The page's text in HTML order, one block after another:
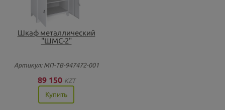
Шкаф металлический
"ШМС-2"
Артикул: МП-ТВ-947472-001
89 150 KZT
Купить